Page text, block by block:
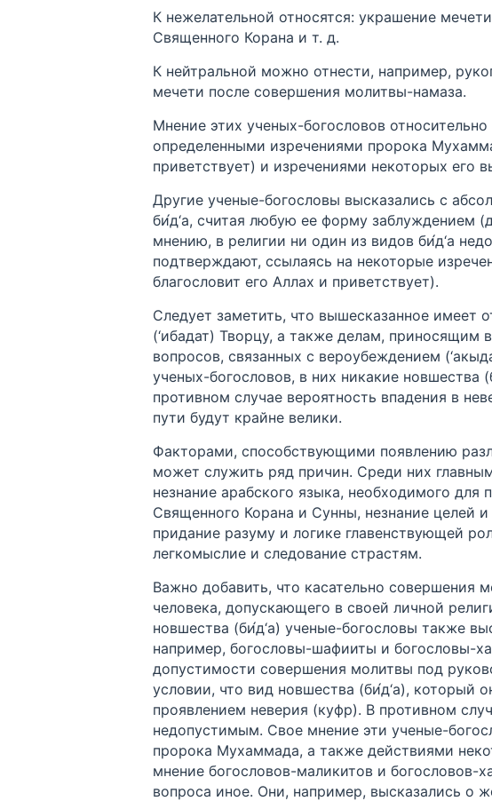
К нежелательной относятся: украшение
Священного Корана и т. д.
К нейтральной можно отнести, например,
мечети после совершения молитвы-намаза.
Мнение этих ученых-богословов
определенными изречениями пророка
приветствует) и изречениями некоторых его
Другие ученые-богословы высказались с
би́д‘а, считая любую ее форму заблуждением
мнению, в религии ни один из видов би́д‘а
подтверждают, ссылаясь на некоторые
благословит его Аллах и приветствует).
Следует заметить, что вышесказанное имеет
(‘ибадат) Творцу, а также делам, приносящим
вопросов, связанных с вероубеждением
ученых-богословов, в них никакие новшества
противном случае вероятность впадения в
пути будут крайне велики.
Факторами, способствующими появлению
может служить ряд причин. Среди них
незнание арабского языка, необходимого для
Священного Корана и Сунны, незнание целей
придание разуму и логике главенствующей
легкомыслие и следование страстям.
Важно добавить, что касательно совершения
человека, допускающего в своей личной
новшества (би́д‘а) ученые-богословы также
например, богословы-шафииты и богословы-
допустимости совершения молитвы под
условии, что вид новшества (би́д‘а), который
проявлением неверия (куфр). В противном
недопустимым. Свое мнение эти ученые-
пророка Мухаммада, а также действиями
мнение богословов-маликитов и богословов-
вопроса иное. Они, например, высказались о